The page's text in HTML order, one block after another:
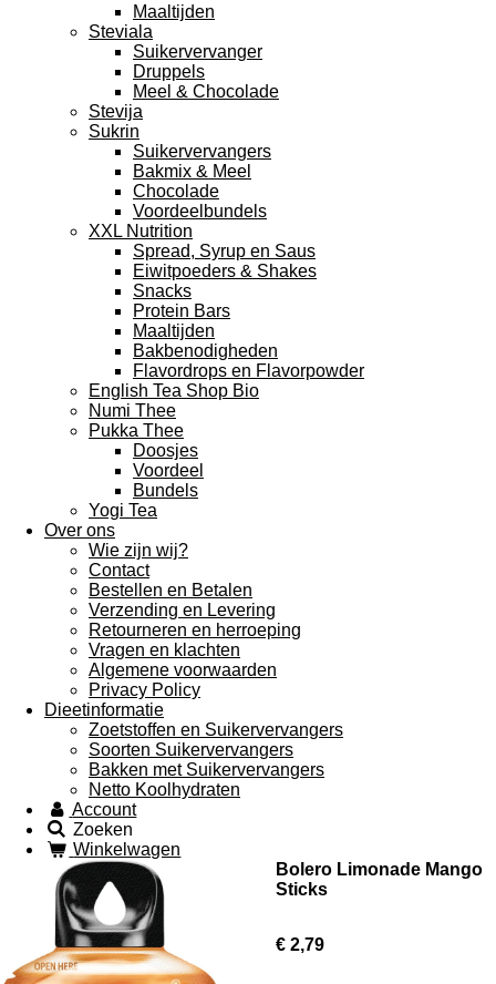
Maaltijden
Steviala
Suikervervanger
Druppels
Meel & Chocolade
Stevija
Sukrin
Suikervervangers
Bakmix & Meel
Chocolade
Voordeelbundels
XXL Nutrition
Spread, Syrup en Saus
Eiwitpoeders & Shakes
Snacks
Protein Bars
Maaltijden
Bakbenodigheden
Flavordrops en Flavorpowder
English Tea Shop Bio
Numi Thee
Pukka Thee
Doosjes
Voordeel
Bundels
Yogi Tea
Over ons
Wie zijn wij?
Contact
Bestellen en Betalen
Verzending en Levering
Retourneren en herroeping
Vragen en klachten
Algemene voorwaarden
Privacy Policy
Dieetinformatie
Zoetstoffen en Suikervervangers
Soorten Suikervervangers
Bakken met Suikervervangers
Netto Koolhydraten
Account
Zoeken
Winkelwagen
Bolero Limonade Mango
Sticks
€ 2,79